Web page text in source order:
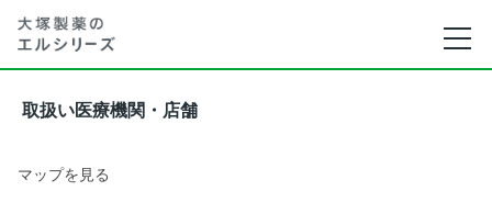
取扱い医療機関・店舗
マップを見る